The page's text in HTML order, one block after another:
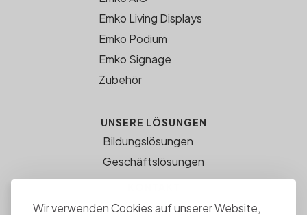
Wir verwenden Cookies auf unserer Website,
Emko Living Displays
Emko Podium
Emko Signage
Zubehör
UNSERE LÖSUNGEN
Bildungslösungen
Geschäftslösungen
Vertrieb